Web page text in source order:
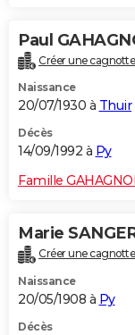
Paul
Créer une
Naissance
20/07/1930 à Thuir
Décès
14/09/1992 à Py
Famille
Marie
Créer une
Naissance
20/05/1908 à Py
Décès